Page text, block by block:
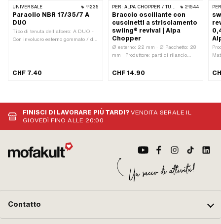
UNIVERSALE 11235
Paraolio NBR 17/35/7 A
DUO
Tipo di tenuta dell'albero: A DUO -
Con involucro esterno gommato / due
temperatura (min.): -30 - 100 °C
CHF 7.40
PER: ALPA CHOPPER / TURBO 21544
Braccio oscillante con
cuscinetti a strisciamento
swiing® revival | Alpa
Chopper
Ø esterno: 22 mm · Ø Pacchetto: 28
mm · Produttore: parti di rilancio
interno: 16 mm · Lunghezza totale:
CHF 14.90
FINISCI DI LAVORARE PIÙ TARDI?VENDITA SERALE IL
GIOVEDÌ FINO ALLE 20:00
Contatto